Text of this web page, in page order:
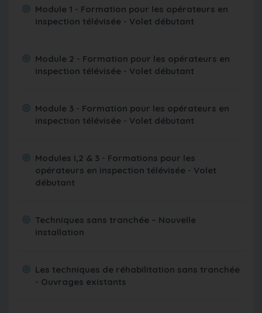
Module 1 - Formation pour les opérateurs en
inspection télévisée - Volet débutant
Module 2 - Formation pour les opérateurs en
inspection télévisée - Volet débutant
Module 3 - Formation pour les opérateurs en
inspection télévisée - Volet débutant
Modules I,2 & 3 - Formations pour les
opérateurs en inspection télévisée - Volet
débutant
Techniques sans tranchée – Nouvelle
installation
Les techniques de réhabilitation sans tranchée
- Ouvrages existants